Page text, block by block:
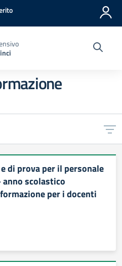
di prova per il personale
scolastico
per i docenti